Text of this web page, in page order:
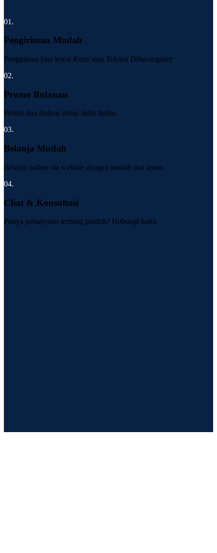
01.
Pengiriman Mudah
Pengiriman bisa lewat Kurir atau Teknisi Difacomputer
02.
Promo Bulanan
Promo dan diskon setiap akhir bulan.
03.
Belanja Mudah
Belanja online via website dengan mudah dan aman.
04.
Chat & Konsultasi
Punya pertanyaan tentang produk? Hubungi kami.